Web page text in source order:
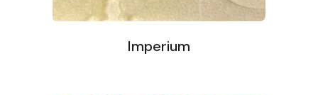
Imperium